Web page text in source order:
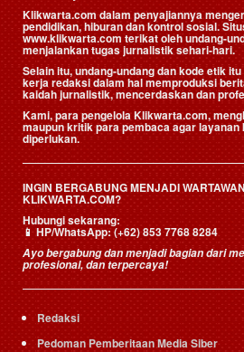
Klikwarta.com dalam penyajiannya
pendidikan, hiburan dan kontrol sosial.
www.klikwarta.com terikat oleh undang-
menjalankan tugas jurnalistik sehari-hari.
Selain itu, undang-undang dan kode etik
kerja redaksi dalam hal memproduksi
kaidah jurnalistik, mencerdaskan dan
Kami, para pengelola Klikwarta.com,
maupun kritik para pembaca agar
diperlukan.
INGIN BERGABUNG MENJADI
KLIKWARTA.COM?
Hubungi sekarang:
📱HP/WhatsApp:(+62) 853 7768 8284
Ayo bergabung dan menjadi bagian dari
profesional, dan terpercaya!
Redaksi
Pedoman Pemberitaan Media Siber